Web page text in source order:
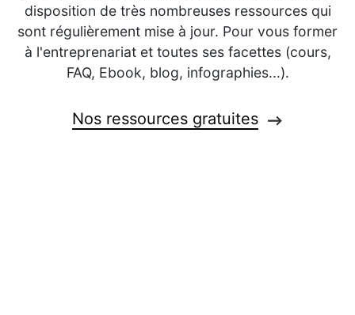
disposition de très nombreuses ressources qui
sont régulièrement mise à jour. Pour vous former
à l'entreprenariat et toutes ses facettes (cours,
FAQ, Ebook, blog, infographies...).
Nos ressources gratuites